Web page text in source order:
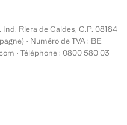
Ind. Riera de Caldes, C.P. 08184
· Numéro de TVA : BE
· Téléphone : 0800 580 03